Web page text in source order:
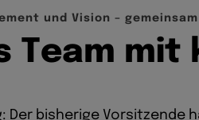
ment u nd Vision – gemei nsa m
Team mit
Der bisherige